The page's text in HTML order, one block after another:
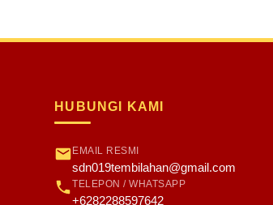
HUBUNGI KAMI
EMAIL RESMI
sdn019tembilahan@gmail.com
TELEPON / WHATSAPP
+6282288597642